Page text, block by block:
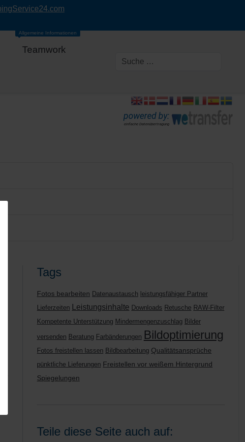
Teamwork
Allgemeine Informationen
powered by:
einfache Datenübertragung
Tags
Fotos bearbeiten Datenaustausch leistungsfähiger Partner
Lieferzeiten
Leistungsinhalte Downloads Retusche RAW-Filter
Kompetente Unterstützung Mindermengenzuschlag Bilder
versenden Beratung Farbänderungen Bildoptimierung
Fotos freistellen lassen Bildbearbeitung Qualitätsansprüche
pünktliche Lieferungen Freistellen vor weißem Hintergrund
Spiegelungen
Teile diese Seite auch auf: